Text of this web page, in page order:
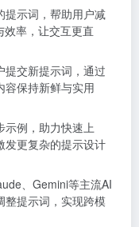
提示词，帮助用户减
率，让交互更直
提交新提示词，通过
容保持新鲜与实用
示例，助力快速上
发更复杂的提示设计
、Gemini等主流AI
整提示词，实现跨模